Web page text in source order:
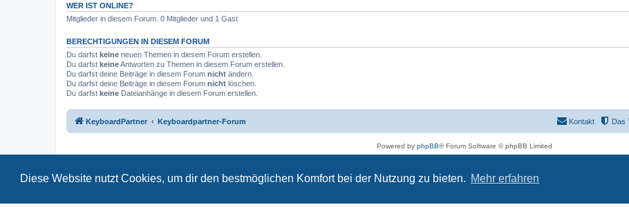
Diese Website nutzt Cookies, um dir den bestmöglichen Komfort bei der Nutzung zu bieten. Mehr erfahren
WER IST ONLINE?
Mitglieder in diesem Forum: 0 Mitglieder und 1 Gast
BERECHTIGUNGEN IN DIESEM FORUM
Du darfst keine neuen Themen in diesem Forum erstellen.
Du darfst keineAntworten zu Themen in diesem Forum erstellen.
Du darfst deine Beiträge in diesem Forum nicht ändern.
Du darfst deine Beiträge in diesem Forum nicht löschen.
Du darfst keine Dateianhänge in diesem Forum erstellen.
KeyboardPartner Keyboardpartner-Forum Das
Kontakt
Powered by phpBB® Forum Software © phpBB Limited